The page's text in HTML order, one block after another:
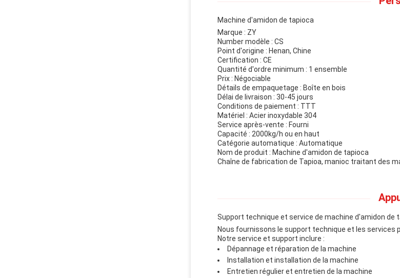
Machine d'amidon de tapioca
Marque : ZY
Number modèle : CS
Point d'origine : Henan, Chine
Certification : CE
Quantité d'ordre minimum : 1 ensemble
Prix : Négociable
Détails de empaquetage : Boîte en bois
Délai de livraison : 30-45 jours
Conditions de paiement : TTT
Matériel : Acier inoxydable 304
Service après-vente : Fourni
Capacité : 2000kg/h ou en haut
Catégorie automatique : Automatique
Nom de produit : Machine d'amidon de tapioca
Chaîne de fabrication de Tapioa, manioc traitant des
Support technique et service de machine d'amidon de
Nous fournissons le support technique et les services
Notre service et support inclure :
Dépannage et réparation de la machine
Installation et installation de la machine
Entretien régulier et entretien de la machine